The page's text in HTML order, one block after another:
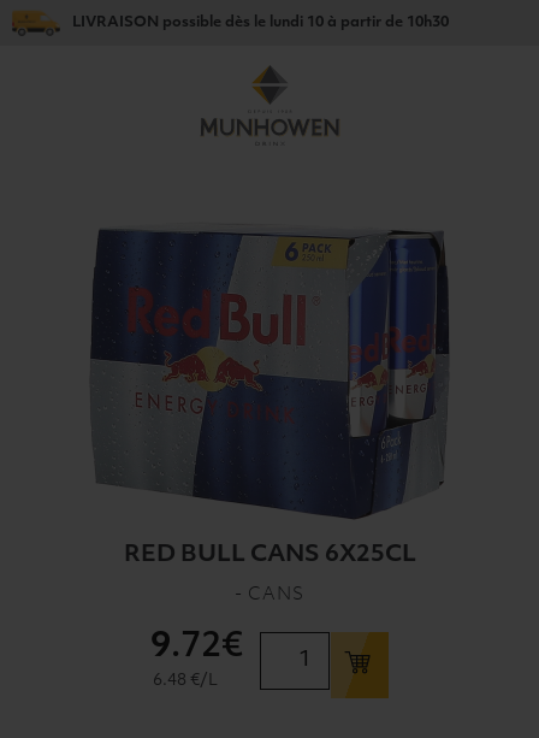
LIVRAISON possible dès le lundi 10 à partir de 10h30
RED BULL CANS 6X25CL
- CANS
9.72€
6.48 €/L